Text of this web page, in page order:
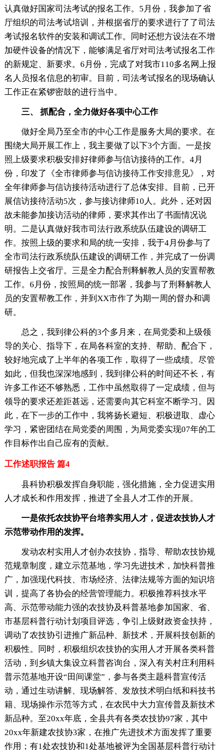
认真做好国家司法考试的报名工作。5月份，我参加了省
厅组织的司法考试培训，并根据省厅的要求进行了了司法
考试报名软件的安装和调试工作。同时还想方设法在不增
加硬件设备的情况下，能够满足省厅对司法考试报名工作
的新规定、新要求。6月份，完成了对我市110多名网上报
名人员报名信息的初审。目前，司法考试报名的现场确认
工作正在紧锣密鼓的进行当中。
三、 抓配合，全力做好各项中心工作
做好全局乃至全市的中心工作是服务大局的要求。在
围绕大局开展工作上，我主要做了以下3个方面。一是按
照上级要求积极安排好律师参与信访接待的工作。4月
份，印发了《全市律师参与信访接待工作安排意见》，对
全年律师参与信访接待活动进行了总体安排。目前，已开
展信访接待活动5次，参与接访律师10人。此外，还对因
故未能参加接访活动的律师，要求其作出了书面情况说
明。二是认真做好我市司法行政系统队伍建设的调研工
作。按照上级的要求和局的统一安排，我于4月份参与了
全市司法行政系统队伍建设的调研工作，并完成了一份调
研报告上交省厅。三是全力配合刑释解教人员的安置帮教
工作。6月份，按照局的统一部署，我参与了刑释解教人
员的安置帮教工作，并到XX市作了为期一周的督办和调
研。
总之，我到律公科的3个多月来，在局党委和上级领
导的关心、指导下，在局各科室的支持、帮助、配合下，
较好地完成了上半年的各项工作，取得了一些成绩。尽管
如此，但我也深深地感到，我到律公科的时间还不长，有
许多工作还不够熟悉，工作中虽然取得了一定成绩，但与
领导的要求还差距甚远，还需要向其它科室不断学习。因
此，在下一步的工作中，我将扬长避短、积极进取、虚心
学习，紧密团结在局党委的周围，为局党委实现07年的工
作目标作出自己应有的贡献。
工作述职报告 篇4
县科协积极发挥自身职能，强化措施，全力促进实用
人才成长和作用发挥，推进了全县人才工作的开展。
一是依托农技协平台培养实用人才，促进农技协人才
示范带动作用的发挥。
发动农村实用人才创办农技协，指导、帮助农技协规
范规章制度，建立示范基地，学习先进技术，加快科普推
广，加强现代科技、市场经济、法律法规等方面的知识培
训，提高了各协会的经营管理能力。积极推荐科技水平
高、示范带动能力强的农技协及科普基地参加国家、省、
市基层科普行动计划项目评选，争引上级财政资金扶持，
调动了农技协引进推广新品种、新技术，开展科技创新的
积极性。同时，积极组织农技协的实用人才开展各类科普
活动，到乡镇大集设立科普咨询台，深入有关村庄利用科
普示范基地开设“田间课堂”，参与各类主题科普宣传活
动，通过生动讲解、现场解答、发放技术明白纸和科技书
籍、现场操作示范等方式，在农民中大力宣传普及新技术
新品种。至20xx年底，全县共有各类农技协97家，其中
20xx年新建农技协3家，在推广先进技术方面发挥了重要
作用；有1处农技协和1处基地被评为全国基层科普行动计